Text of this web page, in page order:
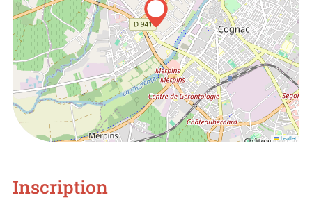
Leaflet
Inscription